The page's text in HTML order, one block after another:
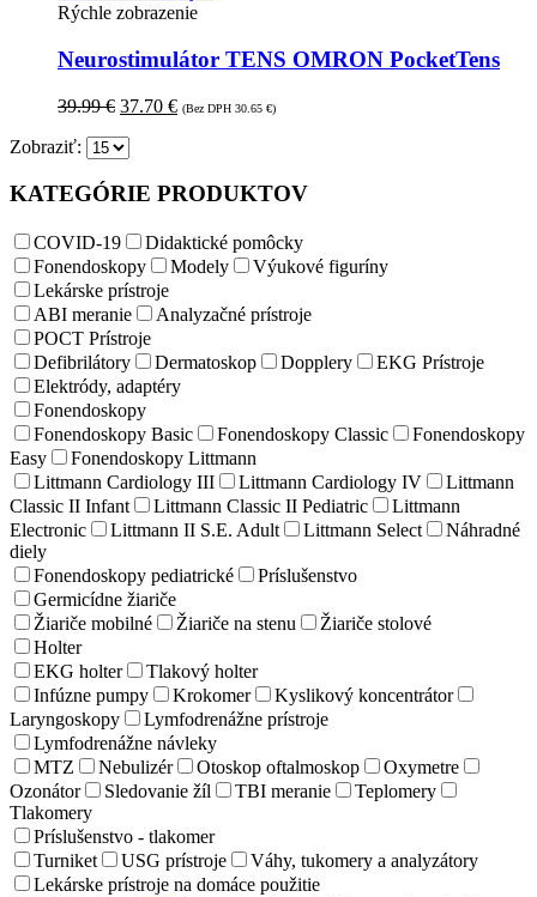
Rýchle zobrazenie
Neurostimulátor TENS OMRON PocketTens
39.99€ 37.70 € (Bez DPH 30.65 €)
Zobraziť:
KATEGÓRIE PRODUKTOV
COVID-19
Didaktické pomôcky
Fonendoskopy
Modely
Výukové figuríny
Lekárske prístroje
ABI meranie
Analyzačné prístroje
POCT Prístroje
Defibrilátory
Dermatoskop Dopplery
EKG Prístroje
Elektródy, adaptéry
Fonendoskopy
Fonendoskopy Basic
Fonendoskopy Classic
Fonendoskopy
Easy
Fonendoskopy Littmann
Littmann Cardiology III
Littmann Cardiology IV
Littmann
Classic II Infant
Littmann Classic II Pediatric
Littmann
Electronic
Littmann II S.E. Adult Littmann Select
Náhradné
diely
Fonendoskopy pediatrické
Príslušenstvo
Germicídne žiariče
Žiariče mobilné
Žiariče na stenu
Žiariče stolové
Holter
EKG holter
Tlakový holter
Infúzne pumpy
Krokomer
Kyslikový koncentrátor
Laryngoskopy
Lymfodrenážne prístroje
Lymfodrenážne návleky
MTZ
Nebulizér Otoskop oftalmoskop
Oxymetre
Ozonátor
Sledovanie žíl TBI meranie
Teplomery
Tlakomery
Príslušenstvo - tlakomer
Turniket
USG prístroje
Váhy, tukomery a analyzátory
Lekárske prístroje na domáce použitie